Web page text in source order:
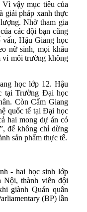
Vì vậy mục tiêu của
giải pháp xanh thực
Nhờ tham gia
các đội bạn cũng
Hậu Giang học
nữ sinh, mọi khâu
vì môi trường không
học lớp 12. Hậu
tại Trường Đại học
Còn Cẩm Giang
quốc tế tại Đại học
hai mong dự án có
để không chỉ dừng
sản phẩm thực tế.
- hai học sinh lớp
Nội, thành viên đội
giành Quán quân
(BP) lần